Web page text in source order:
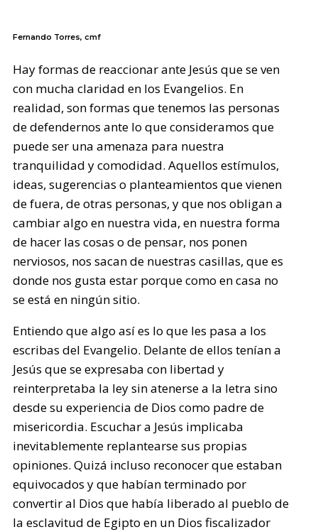
Fernando Torres, cmf
Hay formas de reaccionar ante Jesús que se ven
con mucha claridad en los Evangelios. En
realidad, son formas que tenemos las personas
de defendernos ante lo que consideramos que
puede ser una amenaza para nuestra
tranquilidad y comodidad. Aquellos estímulos,
ideas, sugerencias o planteamientos que vienen
de fuera, de otras personas, y que nos obligan a
cambiar algo en nuestra vida, en nuestra forma
de hacer las cosas o de pensar, nos ponen
nerviosos, nos sacan de nuestras casillas, que es
donde nos gusta estar porque como en casa no
se está en ningún sitio.
Entiendo que algo así es lo que les pasa a los
escribas del Evangelio. Delante de ellos tenían a
Jesús que se expresaba con libertad y
reinterpretaba la ley sin atenerse a la letra sino
desde su experiencia de Dios como padre de
misericordia. Escuchar a Jesús implicaba
inevitablemente replantearse sus propias
opiniones. Quizá incluso reconocer que estaban
equivocados y que habían terminado por
convertir al Dios que había liberado al pueblo de
la esclavitud de Egipto en un Dios fiscalizador